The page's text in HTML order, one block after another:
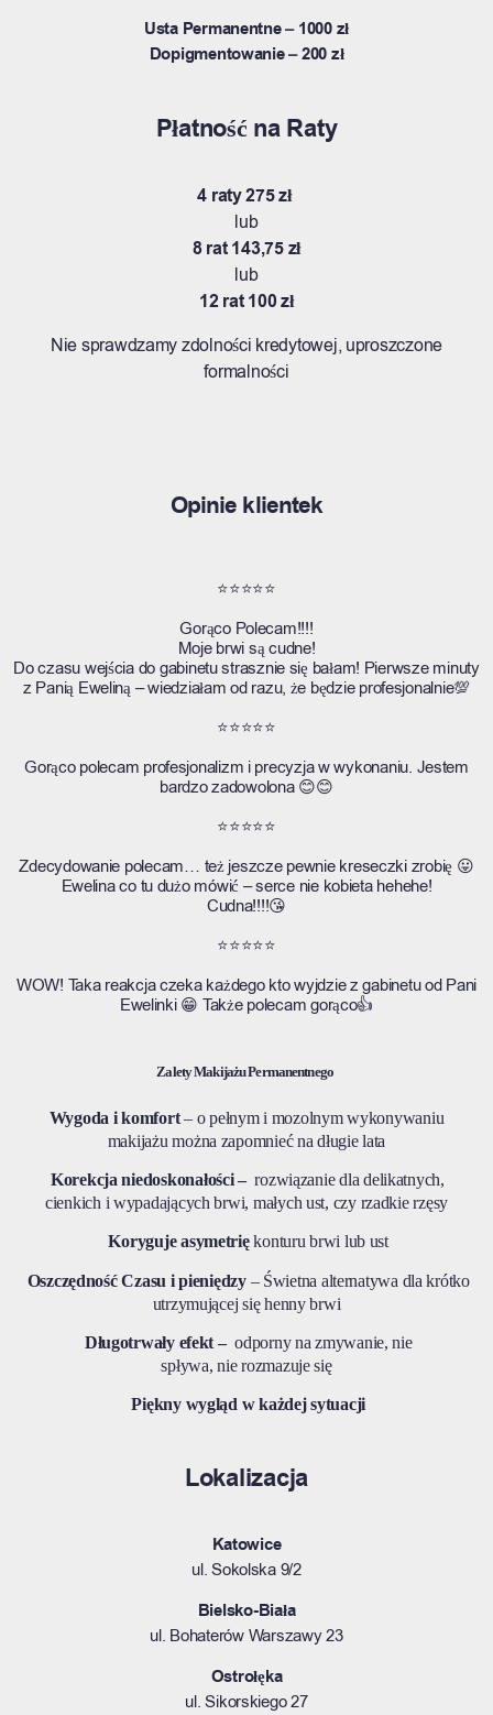
Usta Permanentne – 1000 zł
Dopigmentowanie – 200 zł
Płatność na Raty
4 raty 275 zł
lub
8 rat 143,75 zł
lub
12 rat 100 zł
Nie sprawdzamy zdolności kredytowej, uproszczone
formalności
Opinie klientek
⭐⭐⭐⭐⭐
Gorąco Polecam!!!!
Moje brwi są cudne!
Do czasu wejścia do gabinetu strasznie się bałam! Pierwsze minuty
z Panią Eweliną – wiedziałam od razu, że będzie profesjonalnie💯
⭐⭐⭐⭐⭐
Gorąco polecam profesjonalizm i precyzja w wykonaniu. Jestem
bardzo zadowolona 😊😊
⭐⭐⭐⭐⭐
Zdecydowanie polecam… też jeszcze pewnie kreseczki zrobię 😛
Ewelina co tu dużo mówić – serce nie kobieta hehehe!
Cudna!!!!😘
⭐⭐⭐⭐⭐
WOW! Taka reakcja czeka każdego kto wyjdzie z gabinetu od Pani
Ewelinki 😁 Także polecam gorąco👍
Zalety Makijażu Permanentnego
Wygoda i komfort– o pełnym i mozolnym wykonywaniu
makijażu można zapomnieć na długie lata
Korekcja niedoskonałości – rozwiązanie dla delikatnych,
cienkich i wypadających brwi, małych ust, czy rzadkie rzęsy
Koryguje asymetriękonturu brwi lub ust
Oszczędność Czasu i pieniędzy – Świetna alternatywa dla krótko
utrzymującej się henny brwi
Długotrwały efekt – odporny na zmywanie, nie
spływa, nie rozmazuje się
Piękny wygląd w każdej sytuacji
Lokalizacja
Katowice
ul. Sokolska 9/2
Bielsko-Biała
ul. Bohaterów Warszawy 23
Ostrołęka
ul. Sikorskiego 27